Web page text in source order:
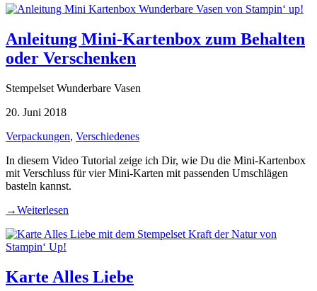
Anleitung Mini-Kartenbox zum Behalten
oder Verschenken
Stempelset Wunderbare Vasen
20. Juni 2018
Verpackungen, Verschiedenes
In diesem Video Tutorial zeige ich Dir, wie Du die Mini-Kartenbox
mit Verschluss für vier Mini-Karten mit passenden Umschlägen
basteln kannst.
→Weiterlesen
Karte Alles Liebe